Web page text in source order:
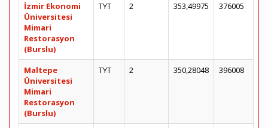
İzmir Ekonomi
Üniversitesi
Mimari
Restorasyon
(Burslu)
TYT 2 353,49975 376005
Maltepe
Üniversitesi
Mimari
Restorasyon
(Burslu)
TYT 2 350,28048 396008